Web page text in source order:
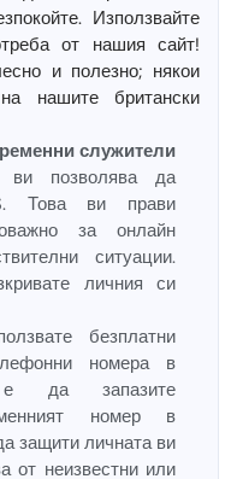
Използвайте
от нашия сайт!
и полезно; някои
нашите британски
служители
ви позволява да
Това ви прави
за онлайн
ситуации.
личния си
безплатни
номера в
е да запазите
номер в
защити личната ви
от неизвестни или